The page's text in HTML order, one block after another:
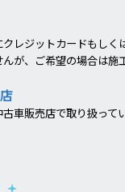
レジットカードもし
が、ご希望の場合は施
車販売店で取り扱って